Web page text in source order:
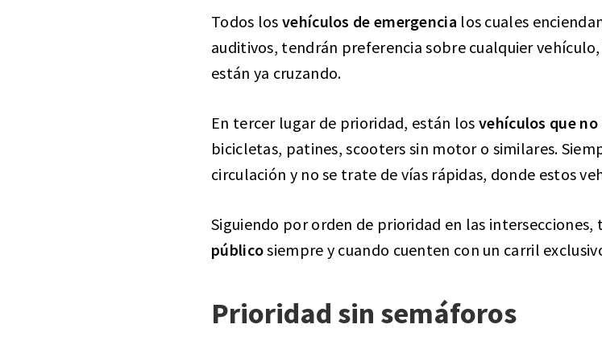
Todos los vehículos de emergencia los cuales
auditivos, tendrán preferencia sobre cualquier
están ya cruzando.
En tercer lugar de prioridad, están los vehículos que
bicicletas, patines, scooters sin motor o similares.
circulación y no se trate de vías rápidas, donde estos
Siguiendo por orden de prioridad en las intersecciones,
públicosiempre y cuando cuenten con un carril
Prioridad sin semáforos